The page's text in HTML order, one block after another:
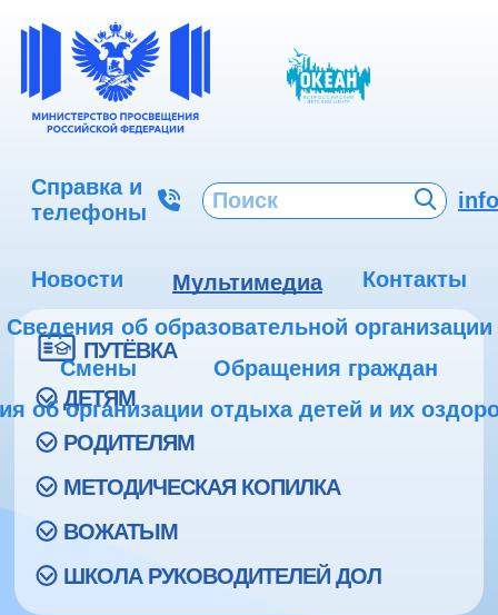
Справка и
телефоны
Новости Мультимедиа
Контакты
Сведения об образовательной организации
Смены
Обращения граждан
об организации отдыха детей и их
ПУТЁВКА
ДЕТЯМ
РОДИТЕЛЯМ
МЕТОДИЧЕСКАЯ КОПИЛКА
ВОЖАТЫМ
ШКОЛА РУКОВОДИТЕЛЕЙ ДОЛ